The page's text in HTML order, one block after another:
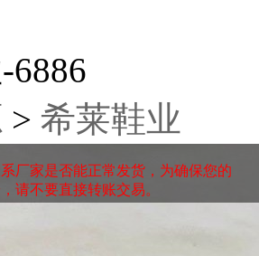
6886
> 希莱鞋业
厂家是否能正常发货，为确保您的
请不要直接转账交易。